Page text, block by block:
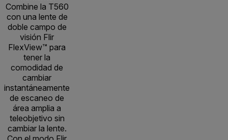
Combine la T560
con una lente de
doble campo de
visión Flir
FlexView™ para
tener la
comodidad de
cambiar
instantáneamente
de escaneo de
área amplia a
teleobjetivo sin
cambiar la lente.